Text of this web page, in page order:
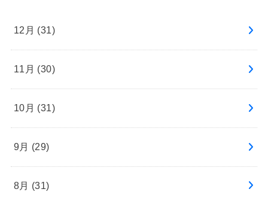
12月 (31)
11月 (30)
10月 (31)
9月 (29)
8月 (31)